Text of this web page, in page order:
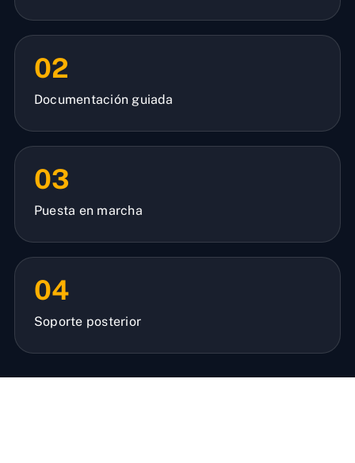
02
Documentación guiada
03
Puesta en marcha
04
Soporte posterior